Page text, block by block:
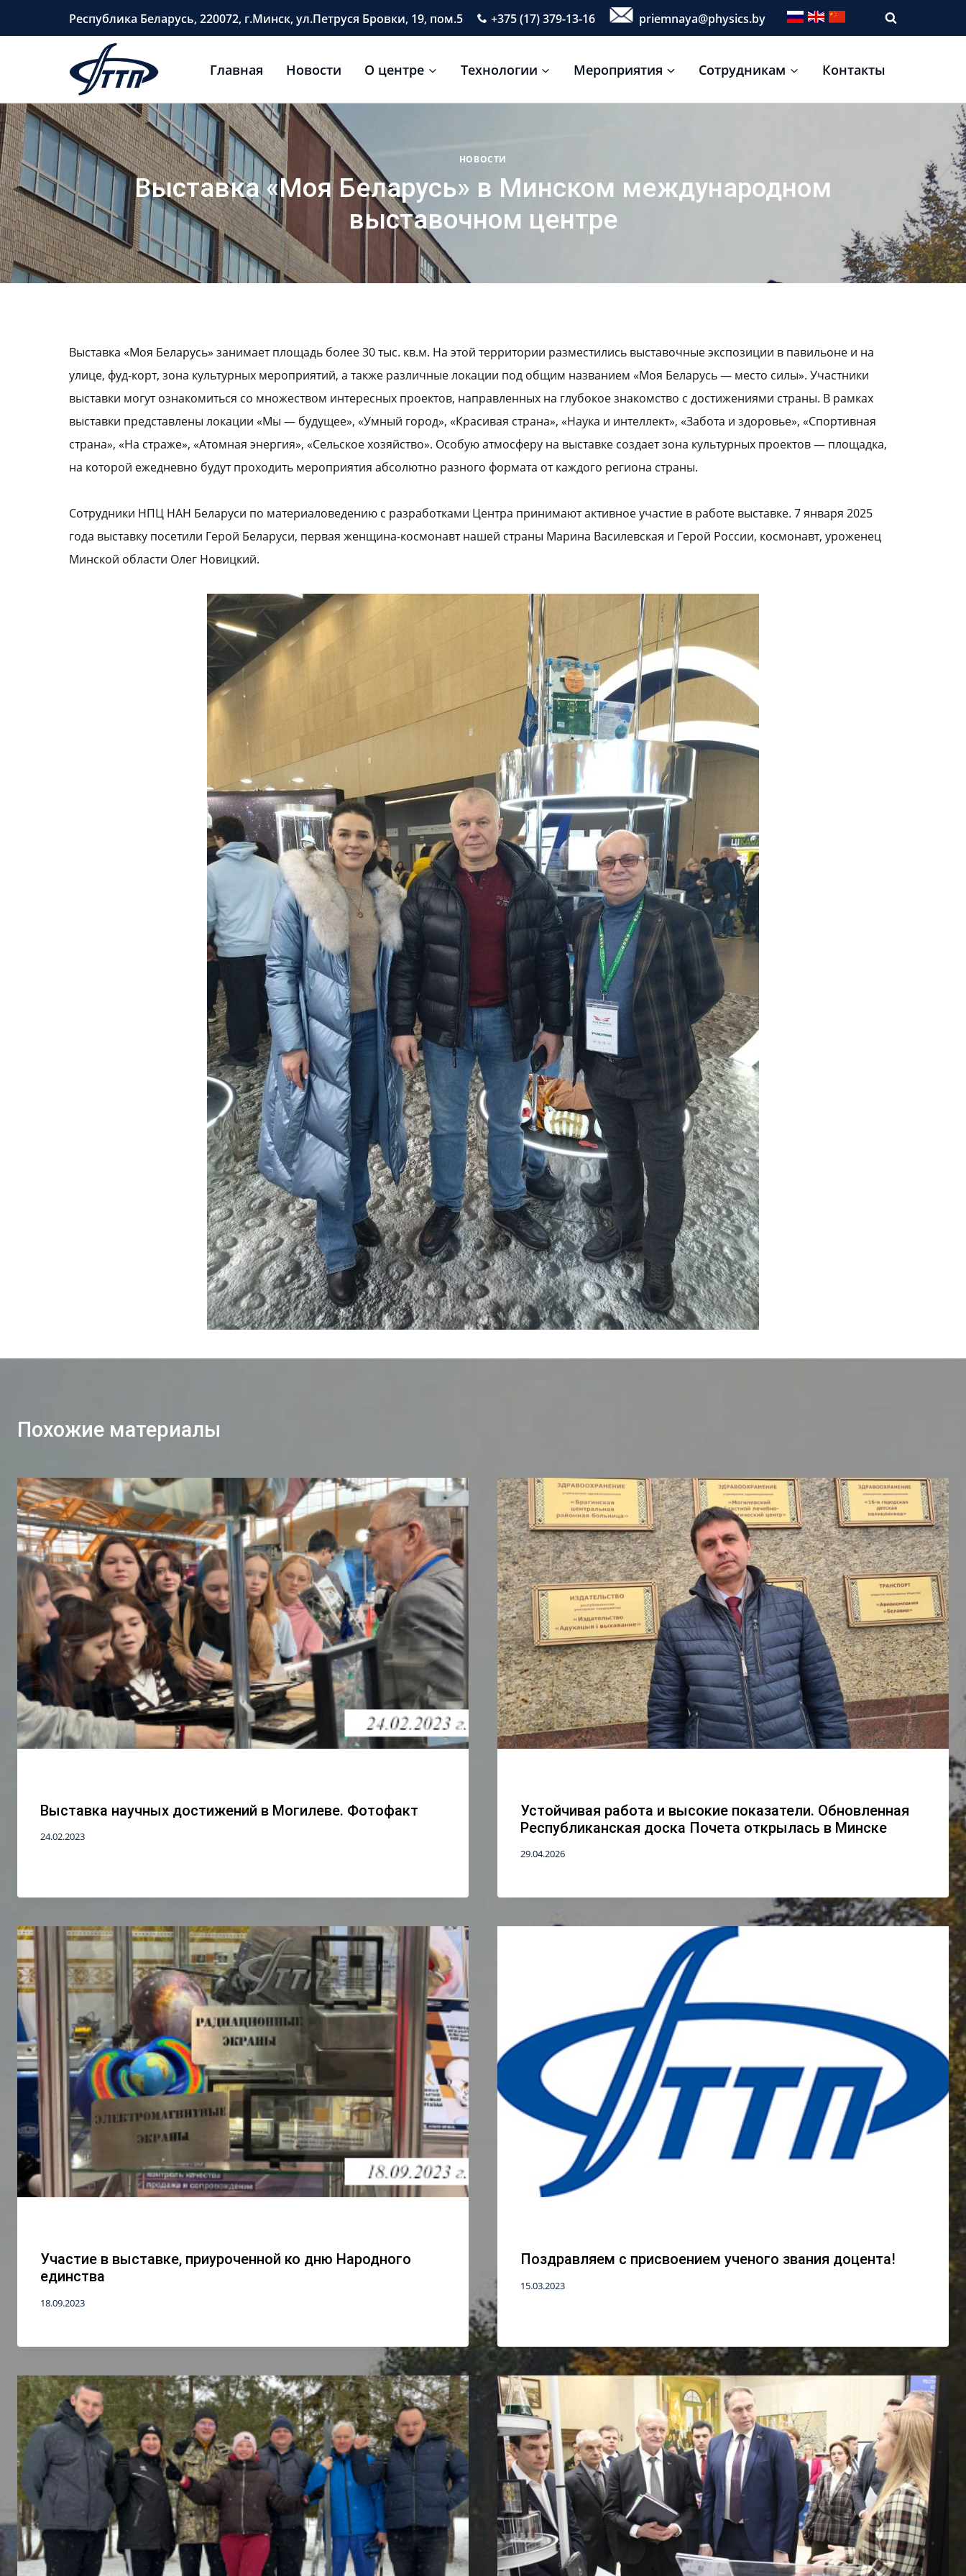
к
Республика Беларусь, 220072, г.Минск, ул.Петруся Бровки, 19, пом.5 +375 (17) 379-13-16 priemnaya@physics.by
Главная Новости О центре Технологии Мероприятия Сотрудникам Контакты
НОВОСТИ
Выставка «Моя Беларусь» в Минском международном
выставочном центре
Выставка «Моя Беларусь» занимает площадь более 30 тыс. кв.м. На этой территории разместились выставочные экспозиции в павильоне и на
улице, фуд-корт, зона культурных мероприятий, а также различные локации под общим названием «Моя Беларусь — место силы». Участники
выставки могут ознакомиться со множеством интересных проектов, направленных на глубокое знакомство с достижениями страны. В рамках
выставки представлены локации «Мы — будущее», «Умный город», «Красивая страна», «Наука и интеллект», «Забота и здоровье», «Спортивная
страна», «На страже», «Атомная энергия», «Сельское хозяйство». Особую атмосферу на выставке создает зона культурных проектов — площадка,
на которой ежедневно будут проходить мероприятия абсолютно разного формата от каждого региона страны.
Сотрудники НПЦ НАН Беларуси по материаловедению с разработками Центра принимают активное участие в работе выставке. 7 января 2025
года выставку посетили Герой Беларуси, первая женщина-космонавт нашей страны Марина Василевская и Герой России, космонавт, уроженец
Минской области Олег Новицкий.
Похожие материалы
Выставка научных достижений в Могилеве. Фотофакт
24.02.2023
Устойчивая работа и высокие показатели. Обновленная
Республиканская доска Почета открылась в Минске
29.04.2026
Участие в выставке, приуроченной ко дню Народного
единства
18.09.2023
Поздравляем с присвоением ученого звания доцента!
15.03.2023